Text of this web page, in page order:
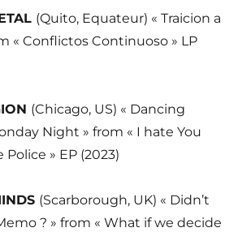
(Quito, Equateur) « Traicion a
« Conflictos Continuoso » LP
(Chicago, US) « Dancing
Night » from « I hate You
» EP (2023)
(Scarborough, UK) « Didn’t
? » from « What if we decide